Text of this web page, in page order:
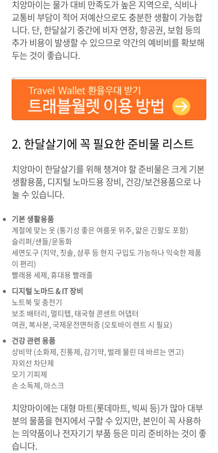
치앙마이는 물가 대비 만족도가 높은 지역으로, 식비나
교통비 부담이 적어 저예산으로도 충분한 생활이 가능합
니다. 단, 한달살기 중간에 비자 연장, 항공권, 보험 등의
추가 비용이 발생할 수 있으므로 약간의 예비비를 확보해
두는 것이 좋습니다.
2. 한달살기에 꼭 필요한 준비물 리스트
치앙마이 한달살기를 위해 챙겨야 할 준비물은 크게 기본
생활용품, 디지털 노마드용 장비, 건강/보건용품으로 나
눌 수 있습니다.
기본 생활용품
계절에 맞는 옷 (통기성 좋은 여름옷 위주, 얇은 긴팔도 포함)
슬리퍼/샌들/운동화
세면도구 (치약, 칫솔, 샴푸 등 현지 구입도 가능하나 익숙한 제품
이 편리)
빨래용 세제, 휴대용 빨래줄
디지털 노마드 & IT 장비
노트북 및 충전기
보조 배터리, 멀티탭, 태국형 콘센트 어댑터
여권, 복사본, 국제운전면허증 (오토바이 렌트 시 필요)
건강 관련 용품
상비약 (소화제, 진통제, 감기약, 벌레 물린 데 바르는 연고)
자외선 차단제
모기 기피제
손 소독제, 마스크
치앙마이에는 대형 마트(롯데마트, 빅씨 등)가 많아 대부
분의 물품을 현지에서 구할 수 있지만, 본인이 꼭 사용하
는 의약품이나 전자기기 부품 등은 미리 준비하는 것이 좋
습니다.